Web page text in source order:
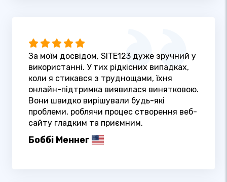
За моїм досвідом, SITE123 дуже зручний у
використанні. У тих рідкісних випадках,
коли я стикався з труднощами, їхня
онлайн-підтримка виявилася винятковою.
Вони швидко вирішували будь-які
проблеми, роблячи процес створення веб-
сайту гладким та приємним.
Боббі Меннег